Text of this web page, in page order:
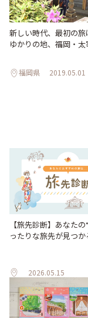
新しい時代、最初の旅
ゆかりの地、福岡・
福岡県 2019.05.01
【旅先診断】あなた
ったりな旅先が見つ
2026.05.15